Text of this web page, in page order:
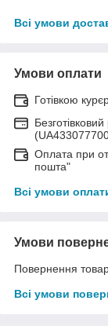
Всі умови
Умови оплати
Готівкою
Оплата при
пошта"
Всі умови
Умови
Повернення
Всі умови